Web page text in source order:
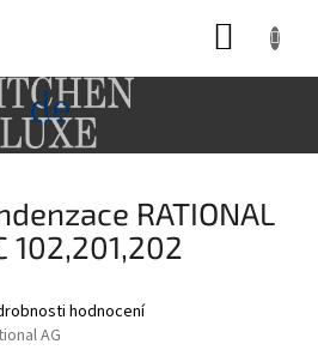
RATIONAL
102,201,202
hodnocení
AG